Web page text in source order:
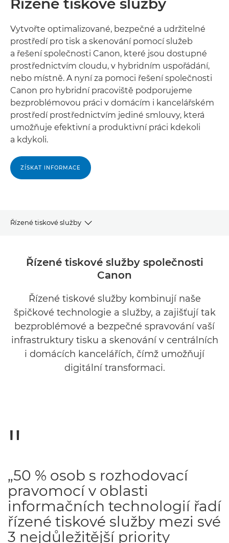
Řízené tiskové služby
Vytvořte optimalizované, bezpečné a udržitelné
prostředí pro tisk a skenování pomocí služeb
a řešení společnosti Canon, které jsou dostupné
prostřednictvím cloudu, v hybridním uspořádání,
nebo místně. A nyní za pomoci řešení společnosti
Canon pro hybridní pracoviště podporujeme
bezproblémovou práci v domácím i kancelářském
prostředí prostřednictvím jediné smlouvy, která
umožňuje efektivní a produktivní práci kdekoli
a kdykoli.
ZÍSKAT INFORMACE
Řízené tiskové služby
SLUŽBY
NÁSTROJE
SOUVISEJÍCÍ PRODUKTY
ZÍSKAT INFORMACE
Řízené tiskové služby společnosti
Canon
Řízené tiskové služby kombinují naše
špičkové technologie a služby, a zajišťují tak
bezproblémové a bezpečné spravování vaší
infrastruktury tisku a skenování v centrálních
i domácích kancelářích, čímž umožňují
digitální transformaci.
„50 % osob s rozhodovací
pravomocí v oblasti
informačních technologií řadí
řízené tiskové služby mezi své
3 nejdůležitější priority